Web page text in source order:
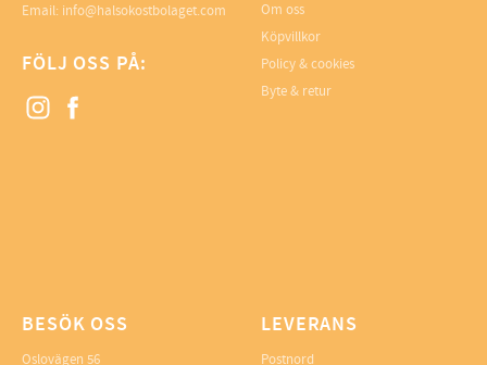
Email: info@halsokostbolaget.com
FÖLJ OSS PÅ:
Om oss
Köpvillkor
Policy & cookies
Byte & retur
BESÖK OSS
Oslovägen 56
LEVERANS
Postnord